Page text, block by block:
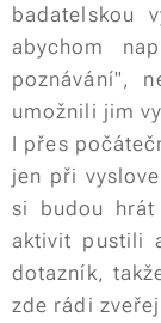
badatelskou
abychom
poznávání",
umožnili jim
I přes
jen při
si budou hrát
aktivit pustili
dotazník,
zde rádi